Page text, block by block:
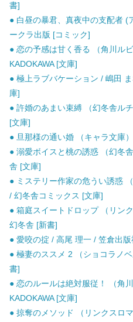
書]
● 白昼の暴君、真夜中の支配者 (
ークラ出版 [コミック]
● 恋の予感は甘く香る （角川ル
KADOKAWA [文庫]
● 極上ラブバケーション / 嶋田
庫]
● 許婚のあまい束縛 （幻冬舎ル
[文庫]
● 旦那様の通い婚 （キャラ文庫
● 溺愛ボイスと桃の誘惑 （幻冬
舎 [文庫]
● ミステリー作家の危うい誘惑
/ 幻冬舎コミックス [文庫]
● 箱庭スイートドロップ （リン
幻冬舎 [新書]
● 愛咬の掟 / 高尾 理一 / 笠倉出
● 極妻のススメ 2 （ショコラノ
書]
● 恋のルールは絶対服従！ （角
KADOKAWA [文庫]
● 掠奪のメソッド （リンクスロ